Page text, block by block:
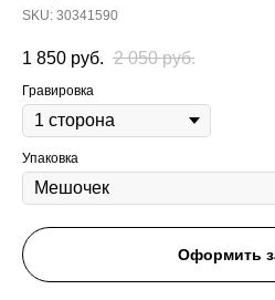
SKU: 30341590
1 850 руб. 2 050 руб.
Гравировка
Упаковка
Оформить